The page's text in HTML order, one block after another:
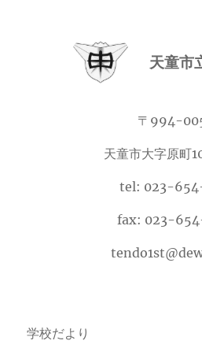
天童市
〒994-
天童市大字原町
tel: 023-
fax: 023-
学校だより